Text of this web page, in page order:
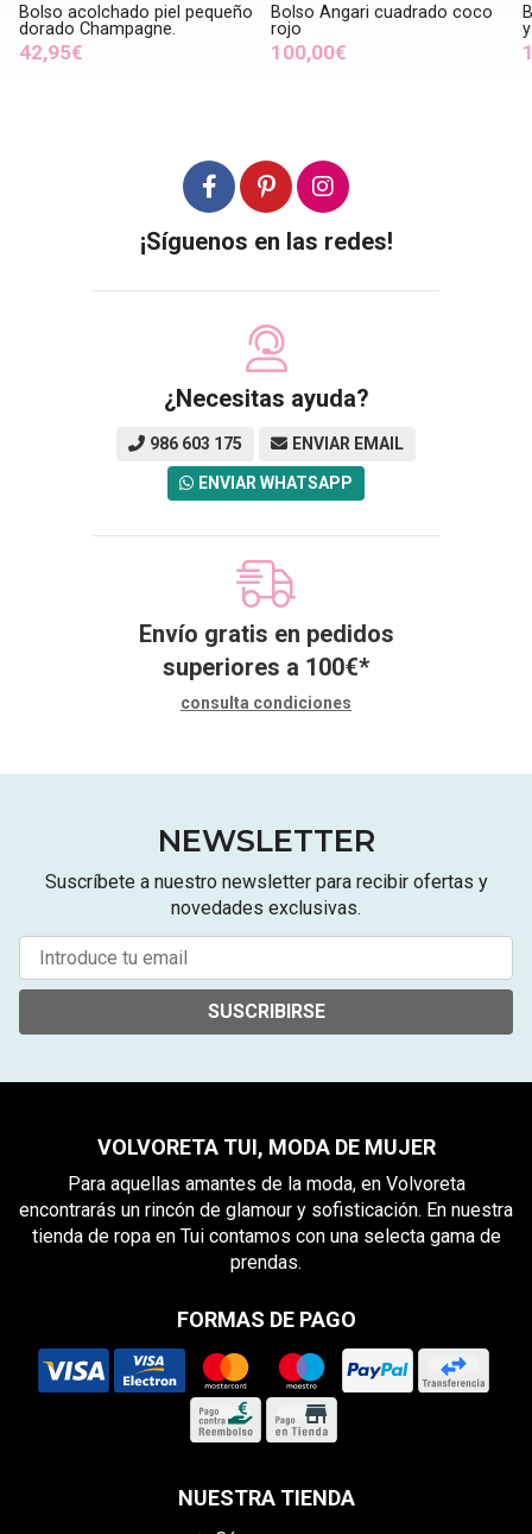
Bolso Angari cuadrado coco
rojo
100,00€
Bolso Angari Manila agua,
100,00€
¡Síguenos en las redes!
¿Necesitas ayuda?
986 603 175 ENVIAR EMAIL
ENVIAR WHATSAPP
Envío gratis en pedidos
superiores a 100€*
consulta condiciones
NEWSLETTER
Suscríbete a nuestro newsletter para recibir ofertas y
novedades exclusivas.
SUSCRIBIRSE
VOLVORETA TUI, MODA DE MUJER
Para aquellas amantes de la moda, en Volvoreta
encontrarás un rincón de glamour y sofisticación. En nuestra
tienda de ropa en Tui contamos con una selecta gama de
prendas.
FORMAS DE PAGO
NUESTRA TIENDA